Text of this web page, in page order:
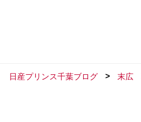
日産プリンス千葉ブログ > 末広